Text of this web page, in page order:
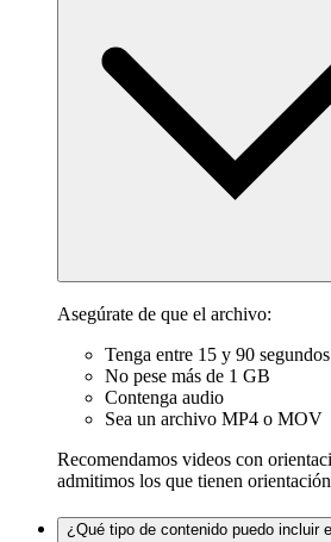
Asegúrate de que el archivo:
Tenga entre 15 y 90 segundos
No pese más de 1 GB
Contenga audio
Sea un archivo MP4 o MOV
Recomendamos videos con
admitimos los que tienen
¿Qué tipo de contenido puedo incluir